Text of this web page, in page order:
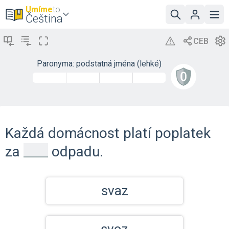
Umímeto
Čeština
Paronyma: podstatná jména (lehké)
Každá domácnost platí poplatek
za
odpadu.
svaz